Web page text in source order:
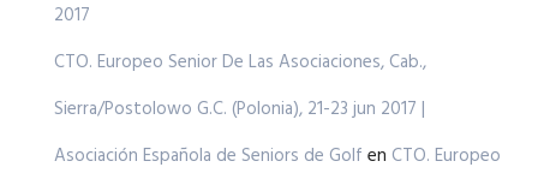
2017
CTO. Europeo Senior De Las Asociaciones, Cab.,
Sierra/Postolowo G.C. (Polonia), 21-23 jun 2017 |
Asociación Española de Seniors de Golf en CTO. Europeo